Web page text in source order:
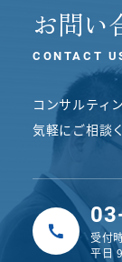
お問い
CONTACT
コンサルティ
気軽にご相談
受付
平日